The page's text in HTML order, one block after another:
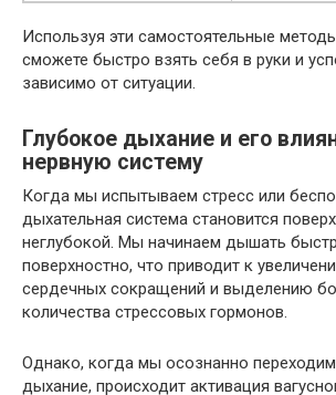
Используя эти самостоятельные
сможете быстро взять себя в руки и
зависимо от ситуации.
Глубокое дыхание и его
нервную систему
Когда мы испытываем стресс или
дыхательная система становится
неглубокой. Мы начинаем дышать
поверхностно, что приводит к
сердечных сокращений и выделению
количества стрессовых гормонов.
Однако, когда мы осознанно
дыхание, происходит активация